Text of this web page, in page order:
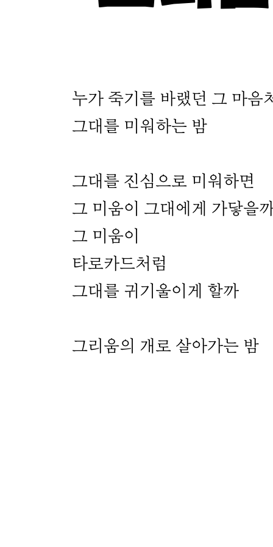
누가 죽기를 바랬던 그 마음
그대를 미워하는 밤
그대를 진심으로 미워하면
그 미움이 그대에게 가닿을
그 미움이
타로카드처럼
그대를 귀기울이게 할까
그리움의 개로 살아가는 밤